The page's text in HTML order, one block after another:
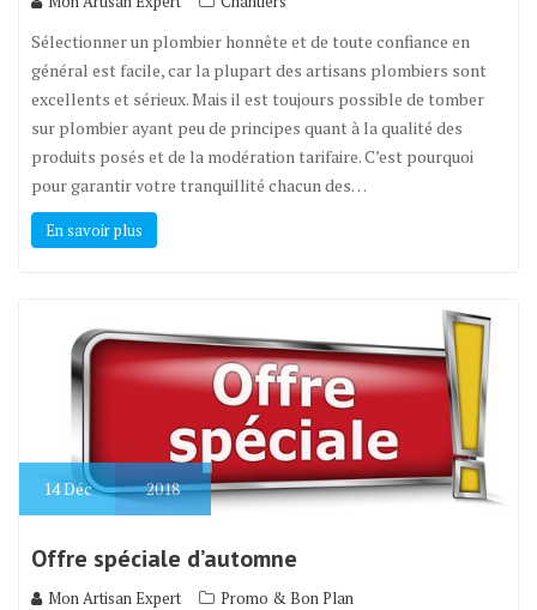
Sélectionner un plombier honnête et de toute confiance en
général est facile, car la plupart des artisans plombiers sont
excellents et sérieux. Mais il est toujours possible de tomber
sur plombier ayant peu de principes quant à la qualité des
produits posés et de la modération tarifaire. C’est pourquoi
pour garantir votre tranquillité chacun des…
En savoir plus
14Déc 2018
Offre spéciale d’automne
Mon Artisan Expert Promo & Bon Plan